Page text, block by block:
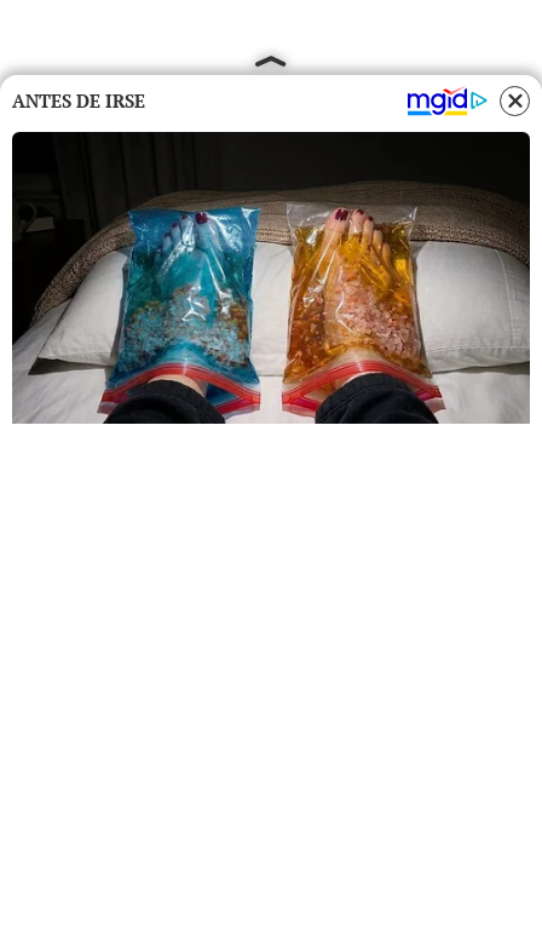
ANTES DE IRSE